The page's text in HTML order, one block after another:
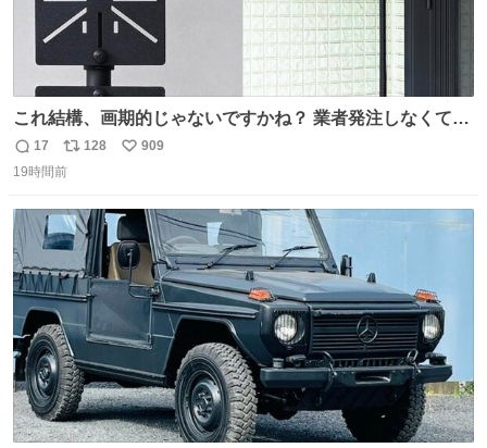
これ結構、画期的じゃないですかね？ 業者発注しなくて
も、誰でも簡単に防犯カメラ設置が… 町の電気屋さんでも
施工できそう
返
信
17
リ
ポ
ト
数
128
い
数
909
19時間前